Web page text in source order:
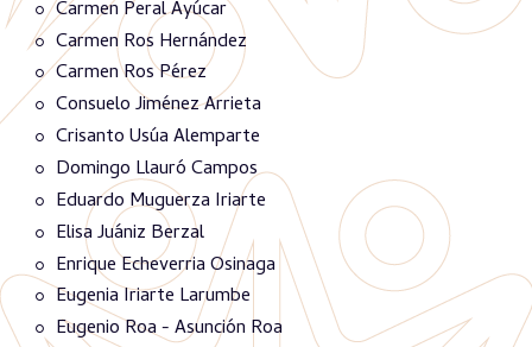
Carmen Peral Ayúcar
Carmen Ros Hernández
Carmen Ros Pérez
Consuelo Jiménez Arrieta
Crisanto Usúa Alemparte
Domingo Llauró Campos
Eduardo Muguerza Iriarte
Elisa Juániz Berzal
Enrique Echeverria Osinaga
Eugenia Iriarte Larumbe
Eugenio Roa - Asunción Roa